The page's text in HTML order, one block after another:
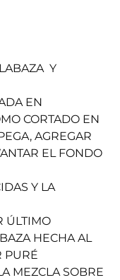
Y
EN
CORTADO EN
AGREGAR
EL FONDO
Y LA
ÚLTIMO
HECHA AL
PURÉ
MEZCLA SOBRE